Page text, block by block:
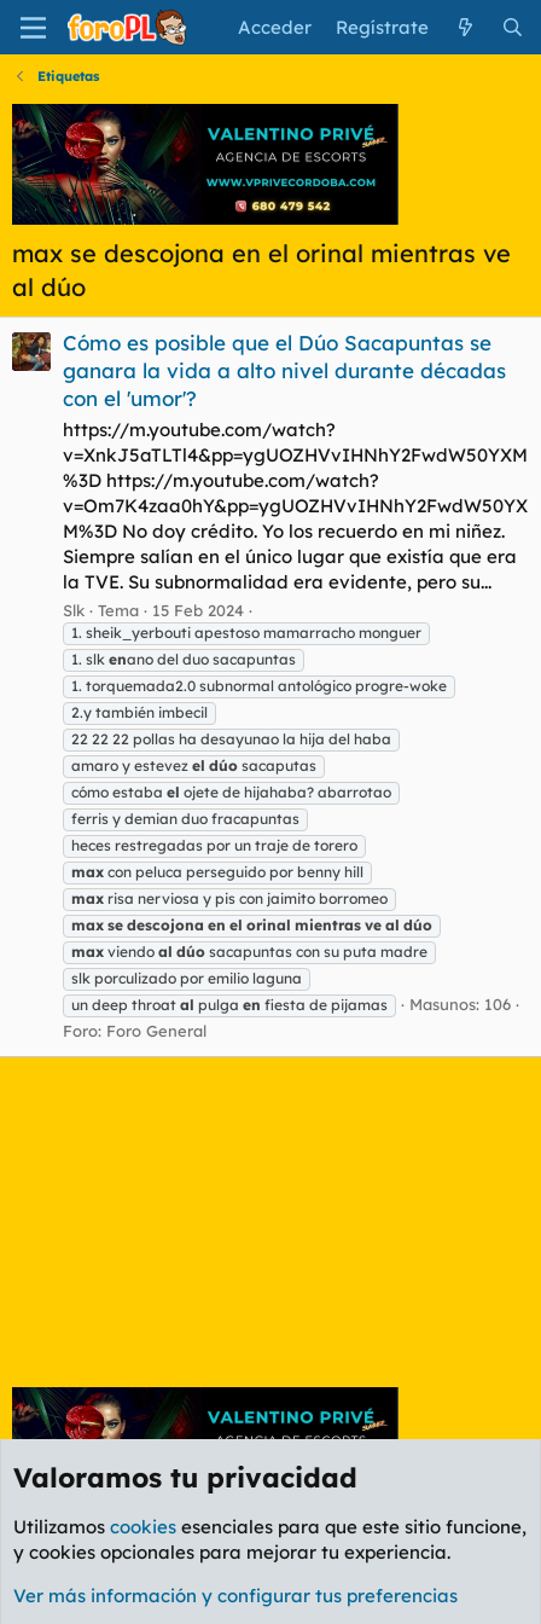
Acceder Regístrate
Etiquetas
max se descojona en el orinal mientras ve
al dúo
Cómo es posible que el Dúo Sacapuntas se
ganara la vida a alto nivel durante décadas
con el 'umor'?
https://m.youtube.com/watch?
v=XnkJ5aTLTl4&pp=ygUOZHVvIHNhY2FwdW50YXM
%3D https://m.youtube.com/watch?
v=Om7K4zaa0hY&pp=ygUOZHVvIHNhY2FwdW50YX
M%3D No doy crédito. Yo los recuerdo en mi niñez.
Siempre salían en el único lugar que existía que era
la TVE. Su subnormalidad era evidente, pero su...
Slk Tema 15 Feb 2024
1. sheik_yerbouti apestoso mamarracho monguer
1. slk enano del duo sacapuntas
1. torquemada2.0 subnormal antológico progre-woke
2.y también imbecil
22 22 22 pollas ha desayunao la hija del haba
amaro y estevez el dúo sacaputas
cómo estaba el ojete de hijahaba? abarrotao
ferris y demian duo fracapuntas
heces restregadas por un traje de torero
max con peluca perseguido por benny hill
max risa nerviosa y pis con jaimito borromeo
max se descojona en el orinal mientras ve al dúo
max viendo al dúo sacapuntas con su puta madre
slk porculizado por emilio laguna
un deep throat al pulga en fiesta de pijamas
Masunos: 106
Foro: Foro General
Etiquetas
Cookies
PL OLDSTYLE AMARILLO
Valoramos tu privacidad
Utilizamos cookies esenciales para que este sitio funcione,
y cookies opcionales para mejorar tu experiencia.
Ver más información y configurar tus preferencias